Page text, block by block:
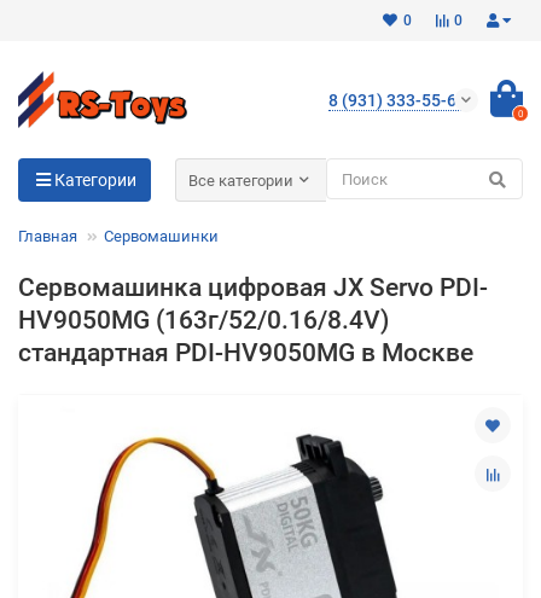
0
0
8 (931) 333-55-65
0
Категории Все категории
Главная Сервомашинки
Сервомашинка цифровая JX Servo PDI-
HV9050MG (163г/52/0.16/8.4V)
стандартная PDI-HV9050MG в Москве
Разбейте
без переплат